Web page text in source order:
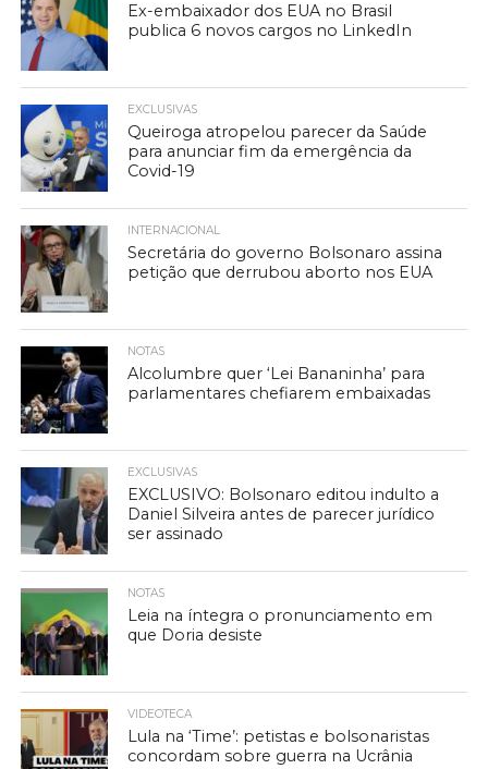
Ex-embaixador dos EUA no Brasil
publica 6 novos cargos no LinkedIn
EXCLUSIVAS
Queiroga atropelou parecer da Saúde
para anunciar fim da emergência da
Covid-19
INTERNACIONAL
Secretária do governo Bolsonaro assina
petição que derrubou aborto nos EUA
NOTAS
Alcolumbre quer ‘Lei Bananinha’ para
parlamentares chefiarem embaixadas
EXCLUSIVAS
EXCLUSIVO: Bolsonaro editou indulto a
Daniel Silveira antes de parecer jurídico
ser assinado
NOTAS
Leia na íntegra o pronunciamento em
que Doria desiste
VIDEOTECA
Lula na ‘Time’: petistas e bolsonaristas
concordam sobre guerra na Ucrânia